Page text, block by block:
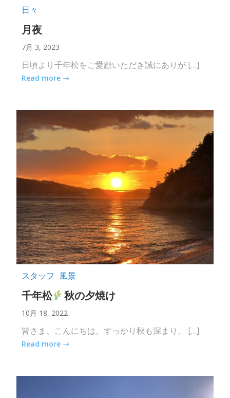
日々
月夜
7月 3, 2023
日頃より千年松をご愛顧いただき誠にありが […]
Read more
スタッフ 風景
千年松 秋の夕焼け
10月 18, 2022
皆さま、こんにちは。すっかり秋も深まり、 […]
Read more